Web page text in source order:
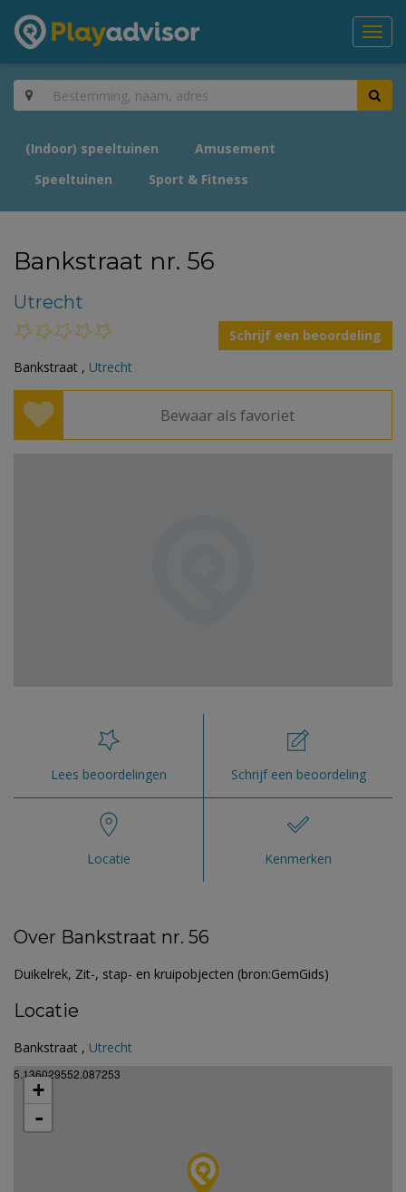
(Indoor) speeltuinen
Amusement
Speeltuinen
Sport & Fitness
Bankstraat nr. 56
Utrecht
Schrijf een beoordeling
Bankstraat , Utrecht
Bewaar als favoriet
Lees beoordelingen Schrijf een beoordeling
Locatie Kenmerken
Over Bankstraat nr. 56
Duikelrek, Zit-, stap- en kruipobjecten (bron:GemGids)
Locatie
Bankstraat , Utrecht
5.136029552.087253
+
-